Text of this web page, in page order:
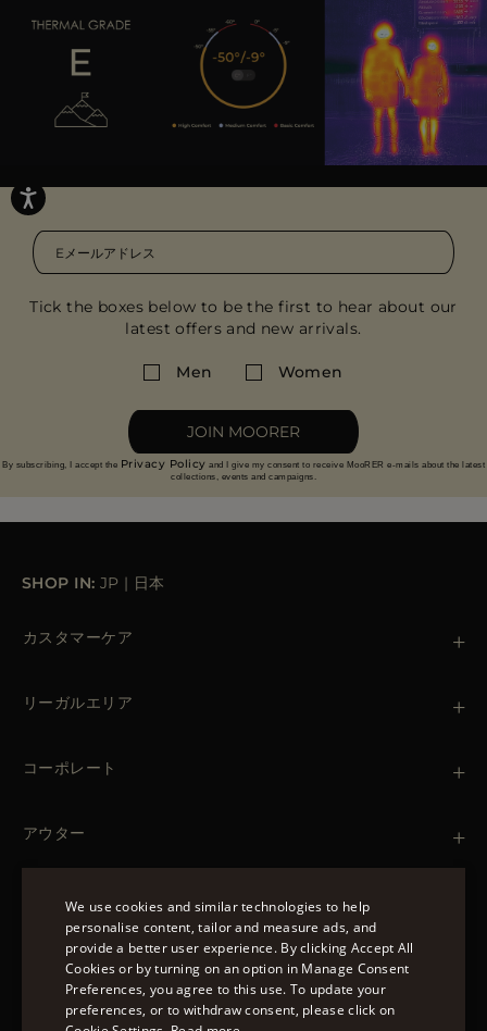
Tick the boxes below to be the first to hear about our
latest offers and new arrivals.
Men Women
JOIN MOORER
By subscribing, I accept the Privacy Policy and I give my consent to receive MooRER e-mails about the latest
collections, events and campaigns.
SHOP IN: JP | 日本
カスタマーケア
注文と支払い
リーガルエリア
クッキーポリシー
アクセシビリティ・ステートメント
コーポレート
アウター
Men's Spring Coats
Denim Jackets for Womenフォローする
ENGLISH
ITALIAN
We use cookies and similar technologies to help
personalise content, tailor and measure ads, and
provide a better user experience. By clicking Accept All
Cookies or by turning on an option in Manage Consent
Preferences, you agree to this use. To update your
preferences, or to withdraw consent, please click on